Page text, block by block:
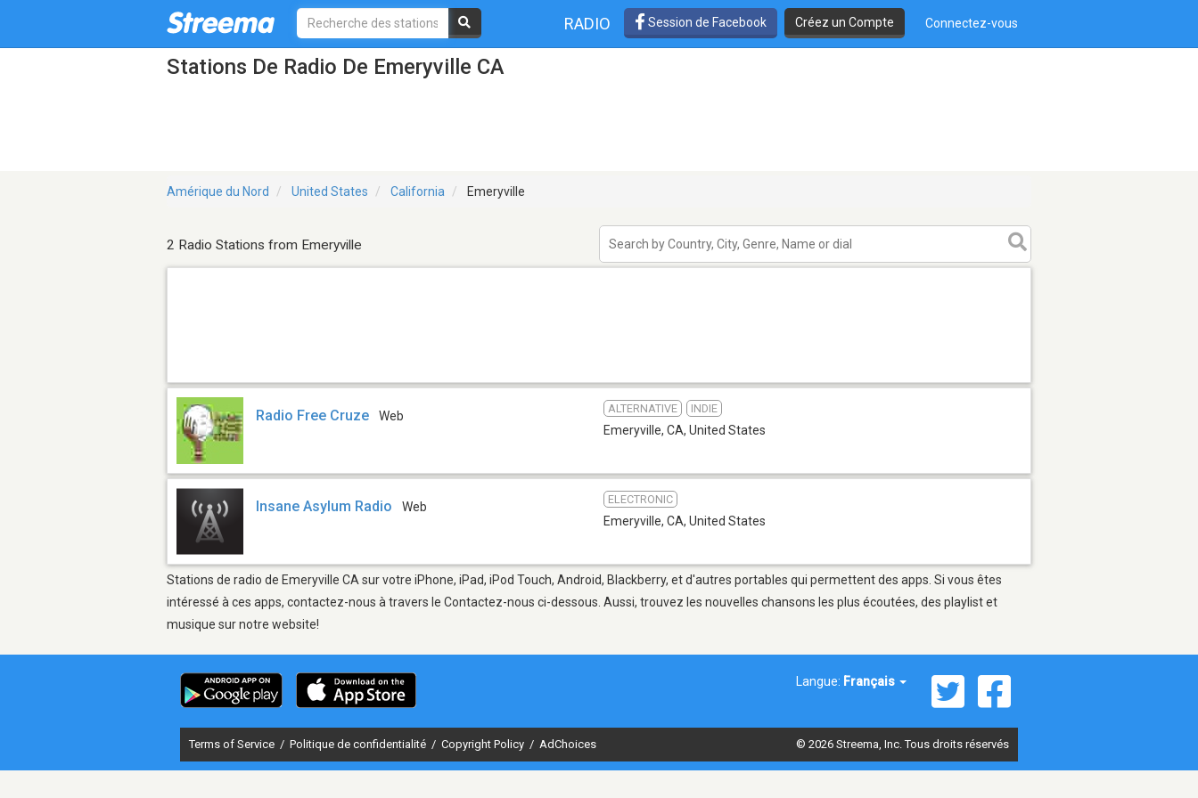
RADIO Session de Facebook Créez un Compte Connectez-vous
Stations De Radio De Emeryville CA
Amérique du Nord United States California Emeryville
2 Radio Stations from Emeryville
Radio Free Cruze Web
ALTERNATIVE INDIE
Emeryville, CA, United States
Insane Asylum Radio Web
ELECTRONIC
Emeryville, CA, United States
Stations de radio de Emeryville CA sur votre iPhone, iPad, iPod Touch, Android, Blackberry, et d'autres portables qui permettent des apps. Si vous êtes
intéressé à ces apps, contactez-nous à travers le Contactez-nous ci-dessous. Aussi, trouvez les nouvelles chansons les plus écoutées, des playlist et
musique sur notre website!
Langue: Français
Terms of Service / Politique de confidentialité / Copyright Policy / AdChoices © 2026 Streema, Inc. Tous droits réservés